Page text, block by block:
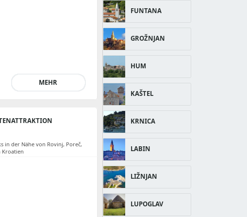
MEHR
in der Nähe von Rovinj, Poreč,
Kroatien
FUNTANA
GROŽNJAN
HUM
KAŠTEL
KRNICA
LABIN
LIŽNJAN
LUPOGLAV